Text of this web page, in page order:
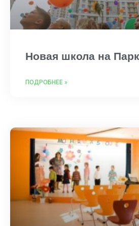
Новая школа на
ПОДРОБНЕЕ »